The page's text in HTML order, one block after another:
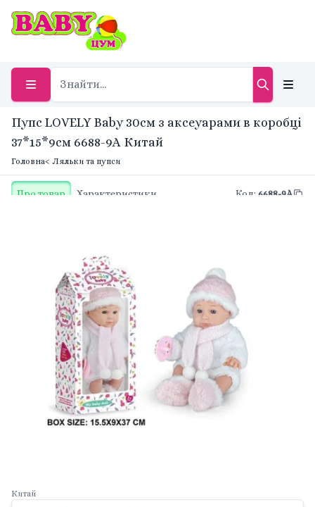
Пупс LOVELY Baby 30см з аксеуарами в коробці
37*15*9см 6688-9A Китай
Головна< Ляльки та пупси
Про товар Характеристики Код: 6688-9A
Китай